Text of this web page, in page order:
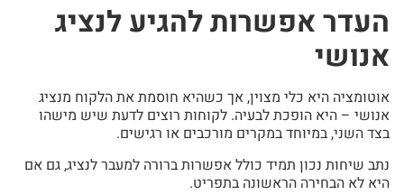
העדר אפשרות להגיע לנציג
אנושי
אוטומציה היא כלי מצוין, אך כשהיא חוסמת את הלקוח מנציג
אנושי – היא הופכת לבעיה. לקוחות רוצים לדעת שיש מישהו
בצד השני, במיוחד במקרים מורכבים או רגישים.
נתב שיחות נכון תמיד כולל אפשרות ברורה למעבר לנציג, גם אם
היא לא הבחירה הראשונה בתפריט.